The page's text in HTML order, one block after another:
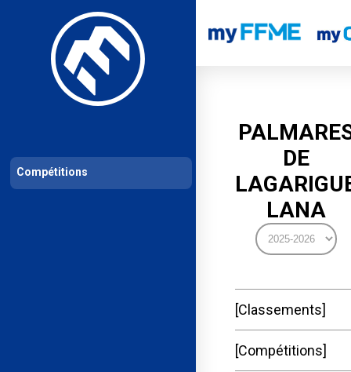
Les compétitions Calendrier de compétitions Classements
DE
LANA
Classements
Compétitions
Compétitions